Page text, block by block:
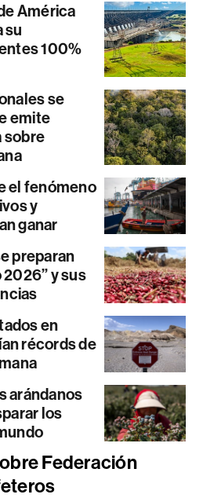
América
su
100%
se
emite
sobre
el fenómeno
y
ganar
preparan
2026” y sus
en
récords de
arándanos
los
Federación